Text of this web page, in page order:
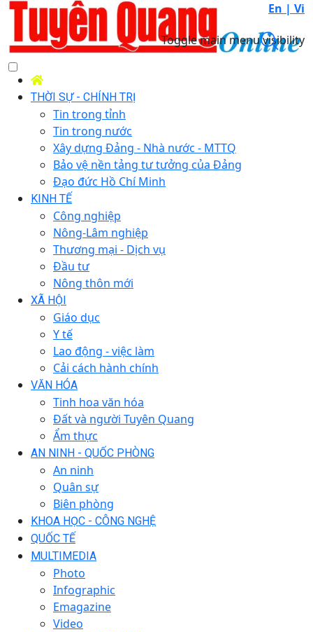
En | Vi
Toggle main menu visibility
THỜI SỰ - CHÍNH TRỊ
Tin trong tỉnh
Tin trong nước
Xây dựng Đảng - Nhà nước - MTTQ
Bảo vệ nền tảng tư tưởng của Đảng
Đạo đức Hồ Chí Minh
KINH TẾ
Công nghiệp
Nông-Lâm nghiệp
Thương mại - Dịch vụ
Đầu tư
Nông thôn mới
XÃ HỘI
Giáo dục
Y tế
Lao động - việc làm
Cải cách hành chính
VĂN HÓA
Tinh hoa văn hóa
Đất và người Tuyên Quang
Ẩm thực
AN NINH - QUỐC PHÒNG
An ninh
Quân sự
Biên phòng
KHOA HỌC - CÔNG NGHỆ
QUỐC TẾ
MULTIMEDIA
Photo
Infographic
Emagazine
Video